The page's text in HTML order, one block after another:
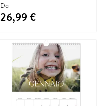
Da
26,99 €